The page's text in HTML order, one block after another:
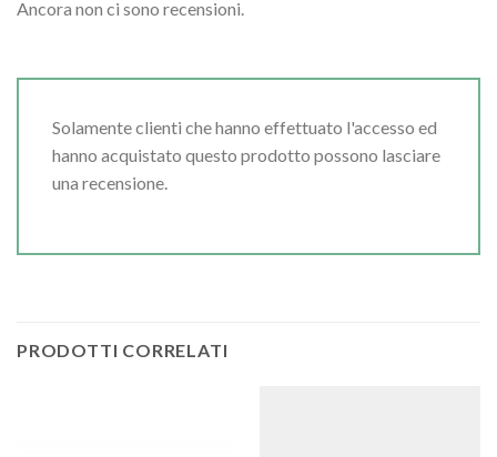
Ancora non ci sono recensioni.
Solamente clienti che hanno effettuato l'accesso ed
hanno acquistato questo prodotto possono lasciare
una recensione.
PRODOTTI CORRELATI